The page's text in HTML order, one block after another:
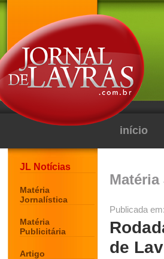
início
JL Notícias
Matéria
Jornalística
Matéria
Publicitária
Artigo
Publicada
de